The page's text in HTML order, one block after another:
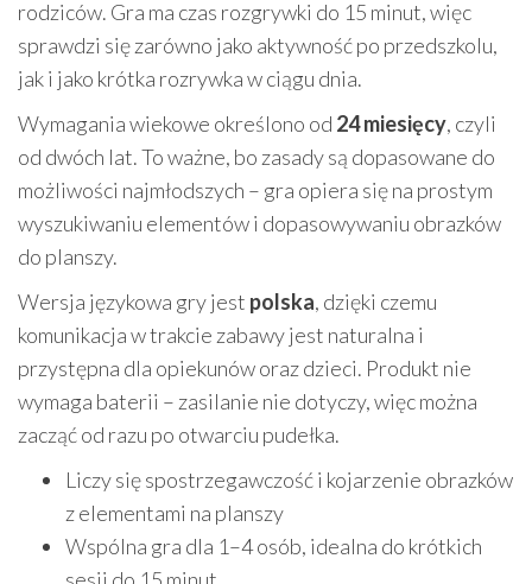
rodziców. Gra ma czas rozgrywki do 15 minut, więc
sprawdzi się zarówno jako aktywność po przedszkolu,
jak i jako krótka rozrywka w ciągu dnia.
Wymagania wiekowe określono od 24 miesięcy, czyli
od dwóch lat. To ważne, bo zasady są dopasowane do
możliwości najmłodszych – gra opiera się na prostym
wyszukiwaniu elementów i dopasowywaniu obrazków
do planszy.
Wersja językowa gry jest polska, dzięki czemu
komunikacja w trakcie zabawy jest naturalna i
przystępna dla opiekunów oraz dzieci. Produkt nie
wymaga baterii – zasilanie nie dotyczy, więc można
zacząć od razu po otwarciu pudełka.
Liczy się spostrzegawczość i kojarzenie obrazków
z elementami na planszy
Wspólna gra dla 1–4 osób, idealna do krótkich